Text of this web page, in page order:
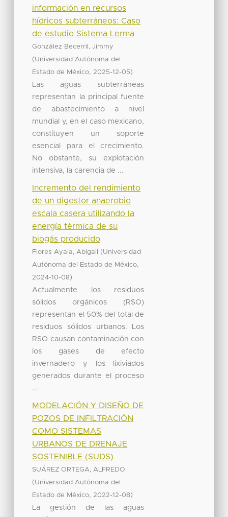
información en recursos
hídricos subterráneos: Caso
de estudio Sistema Lerma
González Becerril, Jimmy
(Universidad Autónoma del
Estado de México, 2025-12-05)
Las aguas subterráneas
representan la principal fuente
de abastecimiento a nivel
mundial y, en el caso mexicano,
constituyen un soporte
esencial para el crecimiento.
No obstante, su explotación
intensiva, la carencia de ...
Incremento del rendimiento
de un digestor anaerobio
escala casera utilizando la
energía térmica de su
biogás producido
Flores Ayala, Abigail (Universidad
Autónoma del Estado de México,
2024-10-08)
Actualmente los residuos
sólidos orgánicos (RSO)
representan el 50% del total de
residuos sólidos urbanos. Los
RSO causan contaminación con
los gases de efecto
invernadero y los lixiviados
generados durante el proceso
...
MODELACIÓN Y DISEÑO DE
POZOS DE INFILTRACIÓN
COMO SISTEMAS
URBANOS DE DRENAJE
SOSTENIBLE (SUDS)
SUÁREZ ORTEGA, ALFREDO
(Universidad Autónoma del
Estado de México, 2022-12-08)
La gestión de las aguas